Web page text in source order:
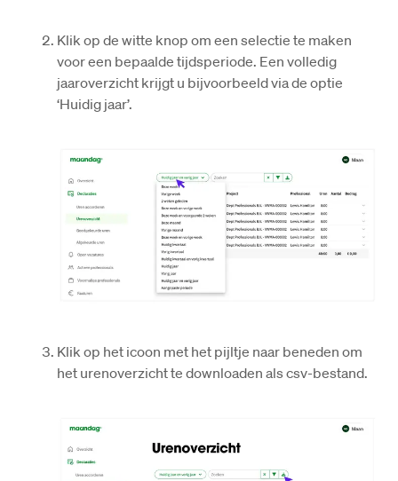
Klik op de witte knop om een selectie te maken
voor een bepaalde tijdsperiode. Een volledig
jaaroverzicht krijgt u bijvoorbeeld via de optie
‘Huidig jaar’.
Klik op het icoon met het pijltje naar beneden om
het urenoverzicht te downloaden als csv-bestand.